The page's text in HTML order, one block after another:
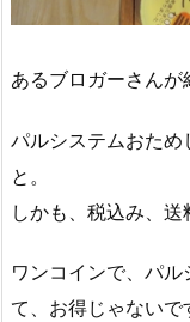
あるブロガーさんが
パルシステムおた
と。
しかも、税込み、
ワンコインで、パ
て、お得じゃないで